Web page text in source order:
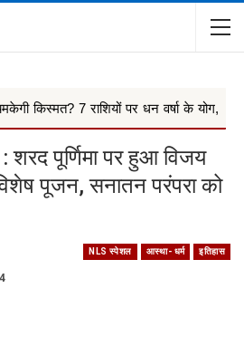
पर धन वर्षा के योग, किन 4 राश...
पूर्णिमा पर हुआ विजय
पूजन, सनातन परंपरा को
NLS स्पेशल आस्था- धर्म इतिहास